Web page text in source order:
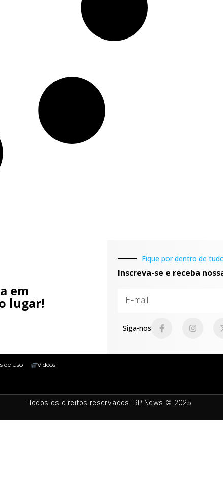
em
lugar!
Fique por dentro de
Inscreva-se e receba
Siga-nos
de Uso Vídeos
Todos os direitos reservados. RP News © 2025